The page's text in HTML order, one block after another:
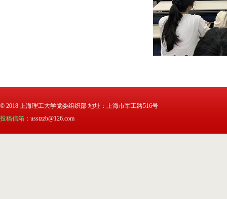
© 2018 上海理工大学党委组织部 地址：上海市军工路516号
投稿信箱 ：usstzzb@126.com